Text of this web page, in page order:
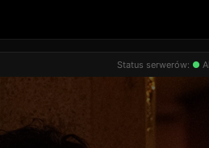
Status serwerów: ●